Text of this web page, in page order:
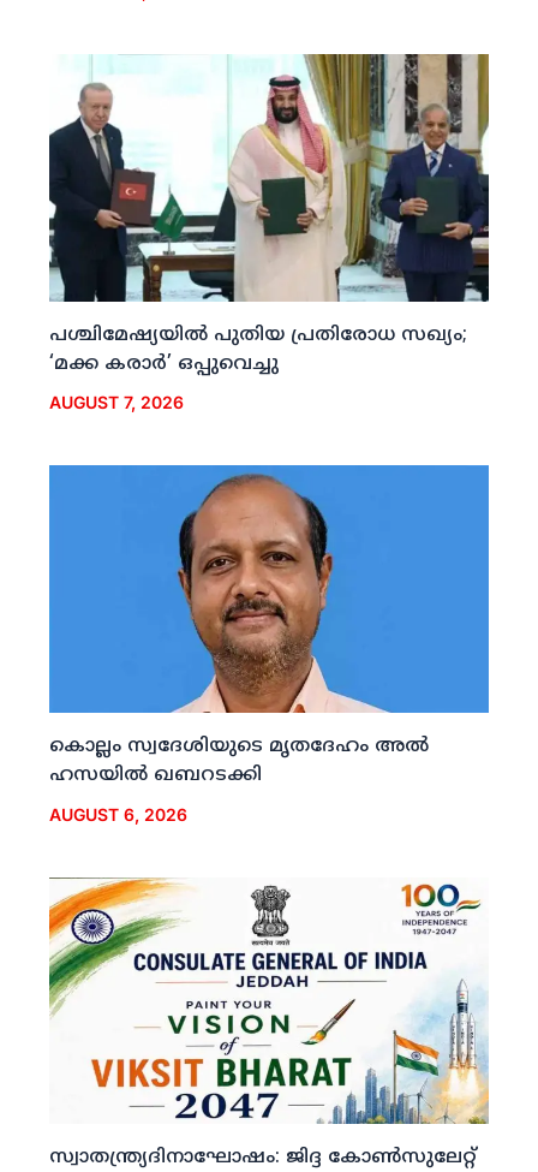
പശ്ചിമേഷ്യയില്‍ പുതിയ പ്രതിരോധ സഖ്യം;
‘മക്ക കരാര്‍’ ഒപ്പുവെച്ചു
AUGUST 7, 2026
കൊല്ലം സ്വദേശിയുടെ മൃതദേഹം അല്‍
ഹസയില്‍ ഖബറടക്കി
AUGUST 6, 2026
സ്വാതന്ത്ര്യദിനാഘോഷം: ജിദ്ദ കോണ്‍സുലേറ്റ്